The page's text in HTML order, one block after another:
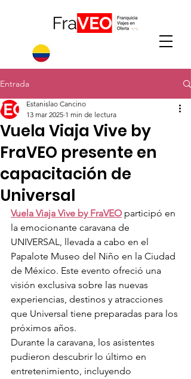
Entrada
Vuela Viaja Vive by
FraVEO presente en
capacitación de
Universal
Estanislao Cancino
13 mar 2025 1 min de lectura
Vuela Viaja Vive by FraVEO participó en
la emocionante caravana de
UNIVERSAL, llevada a cabo en el
Papalote Museo del Niño en la Ciudad
de México. Este evento ofreció una
visión exclusiva sobre las nuevas
experiencias, destinos y atracciones
que Universal tiene preparadas para los
próximos años.
Durante la caravana, los asistentes
pudieron descubrir lo último en
entretenimiento, incluyendo